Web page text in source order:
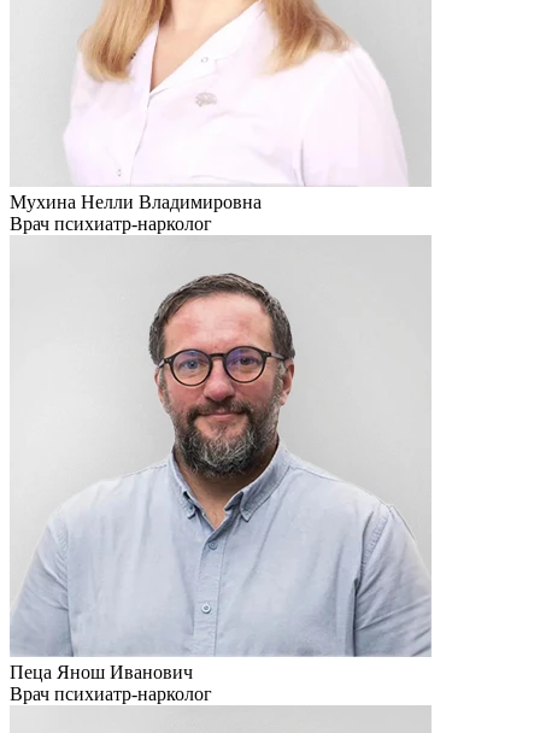
Мухина Нелли Владимировна
Врач психиатр-нарколог
Пеца Янош Иванович
Врач психиатр-нарколог